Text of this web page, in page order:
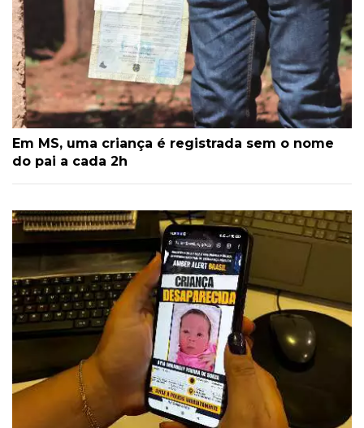
Em MS, uma criança é registrada sem o nome
do pai a cada 2h